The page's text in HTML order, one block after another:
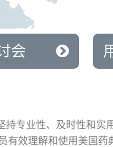
会
持专业性、及时性和
有效理解和使用美国药